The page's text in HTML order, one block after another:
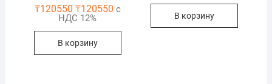
₸120550 ₸120550 с
НДС 12%
В корзину
В корзину